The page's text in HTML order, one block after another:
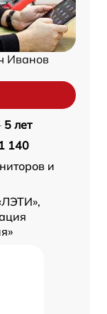
Иванов
5 лет
1 140
и